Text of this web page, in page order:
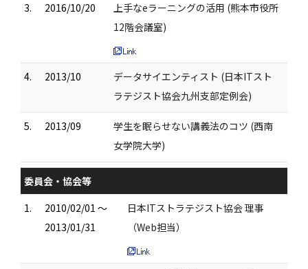
3. 2016/10/20
上手なeラーニングの活用 (熊本市役所
12階会議室)
4. 2013/10
データサイエンティスト (日本ITスト
ラテジスト協会九州支部定例会)
5. 2013/09
学生を眠らせない講義法のコツ (西南
女学院大学)
委員会・協会等
1.
2010/02/01 ～
2013/01/31
日本ITストラテジスト協会 理事
（Web担当）